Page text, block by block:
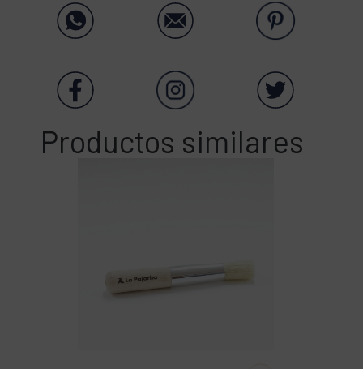
Productos similares